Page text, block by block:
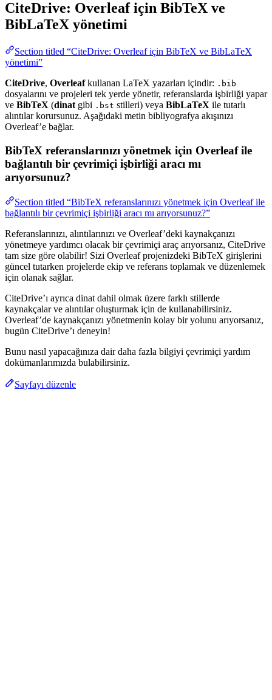
CiteDrive: Overleaf için BibTeX ve
BibLaTeX yönetimi
Section titled “CiteDrive: Overleaf için BibTeX ve BibLaTeX
yönetimi”
CiteDrive, Overleafkullanan LaTeX yazarları içindir: .bib
dosyalarını ve projeleri tek yerde yönetir, referanslarda işbirliği yapar
ve BibTeX (dinat gibi .bst stilleri) veya BibLaTeX ile tutarlı
alıntılar korursunuz. Aşağıdaki metin bibliyografya akışınızı
Overleaf’e bağlar.
BibTeX referanslarınızı yönetmek için Overleaf ile
bağlantılı bir çevrimiçi işbirliği aracı mı
arıyorsunuz?
Section titled “BibTeX referanslarınızı yönetmek için Overleaf ile
bağlantılı bir çevrimiçi işbirliği aracı mı arıyorsunuz?”
Referanslarınızı, alıntılarınızı ve Overleaf’deki kaynakçanızı
yönetmeye yardımcı olacak bir çevrimiçi araç arıyorsanız, CiteDrive
tam size göre olabilir! Sizi Overleaf projenizdeki BibTeX girişlerini
güncel tutarken projelerde ekip ve referans toplamak ve düzenlemek
için olanak sağlar.
CiteDrive’ı ayrıca dinat dahil olmak üzere farklı stillerde
kaynakçalar ve alıntılar oluşturmak için de kullanabilirsiniz.
Overleaf’de kaynakçanızı yönetmenin kolay bir yolunu arıyorsanız,
bugün CiteDrive’ı deneyin!
Bunu nasıl yapacağınıza dair daha fazla bilgiyi çevrimiçi yardım
dokümanlarımızda bulabilirsiniz.
Sayfayı düzenle